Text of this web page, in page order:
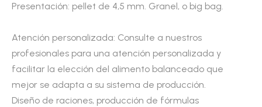
Presentación: pellet de 4,5 mm. Granel, o big bag.
Atención personalizada: Consulte a nuestros
profesionales para una atención personalizada y
facilitar la elección del alimento balanceado que
mejor se adapta a su sistema de producción.
Diseño de raciones, producción de fórmulas